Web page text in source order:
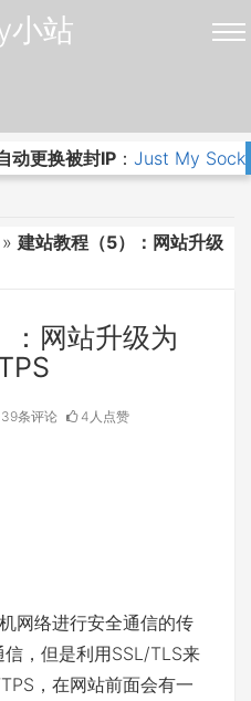
小站
动更换被封IP ： Just My
» 建站教程（5）：网站升级
：网站升级为
条评论 4人点赞
网络进行安全通信的传
，但是利用SSL/TLS来
，在网站前面会有一